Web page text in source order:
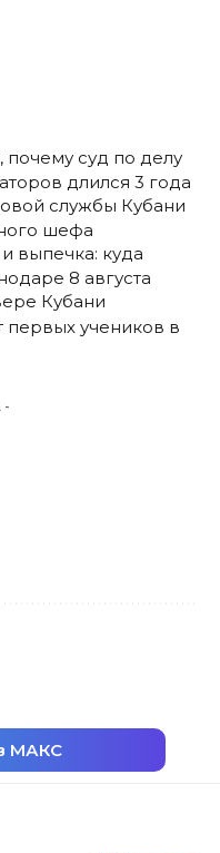
почему суд по делу
длился 3 года
службы Кубани
шефа
выпечка: куда
8 августа
Кубани
первых учеников в
-
МАКС